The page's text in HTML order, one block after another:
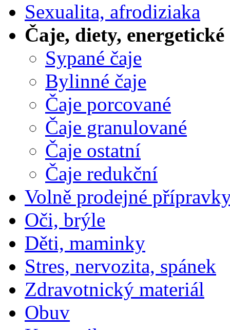
Sexualita, afrodiziaka
Čaje, diety,
Sypané čaje
Bylinné čaje
Čaje porcované
Čaje granulované
Čaje ostatní
Čaje redukční
Volně prodejné
Oči, brýle
Děti, maminky
Stres, nervozita, spánek
Zdravotnický materiál
Obuv